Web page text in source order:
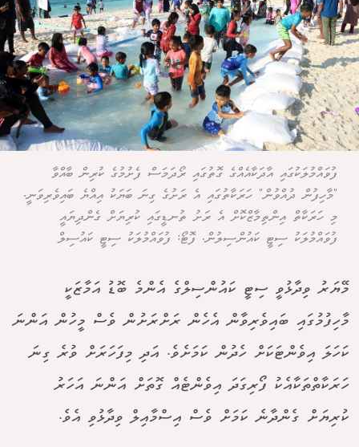
ފުވައްމުލަކުގައި އާދަކާއެއްގެ ގޮތުގައި ރޯދަމަސް ފެށުމުގެ ކުރިން ބާއްވާ
"މާހިފުން ދުއްވުން" ހަރަކާތުގައި އެ ރަށުގެ ގިނަ ބަޔަކު އިއްޔެ ބައިވެރިވަނީ.
މި ހަރަކާތް އިންތިމާޒްކޮށް އެ ރަށު ތުނޑީގައި ކުރިޔަށް ގެންދިޔައީ
ފުވައްމުލަކު ސިޓީ ކައުންސިލުން. ފޮޓޯ: ފުވައްމުލަކު ސިޓީ ކައުސިލް
މޭޔަރު ވިދާޅުވީ ސިޓީ ކައުންސިލްގެ އެންމެ ބޮޑު އަމާޒަކީ
މާހިފުމުގައި ބައިވެރިވާން އެހެން ރަށްރަށުން ވެސް މީހުން އަންނަ
ކަހަލަ އިވެންޓަކަށް ހެދުން ކަމަށެވެ. އަދި މިފަހަރަށް ވުރެ ގިނަ
ހަރަކާތްތަކާއެކު ފޯރިގަދަ އިވެންޓެއް ގޮތަށް އަންނަ އަހަރު
ކުރިޔަށް ގެންދާނެ ކަމަށް ވެސް އިސްމާއިލް ވިދާޅުވި އެވެ.